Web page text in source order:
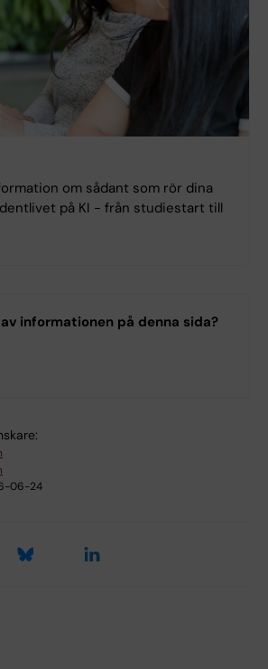
om sådant som rör dina
på KI - från studiestart till
informationen på denna sida?
06-24